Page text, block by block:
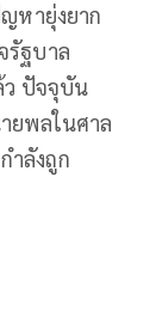
หายุ่งยาก
รัฐบาล
ว ปัจจุบัน
ยพลในศาล
ำลังถูก